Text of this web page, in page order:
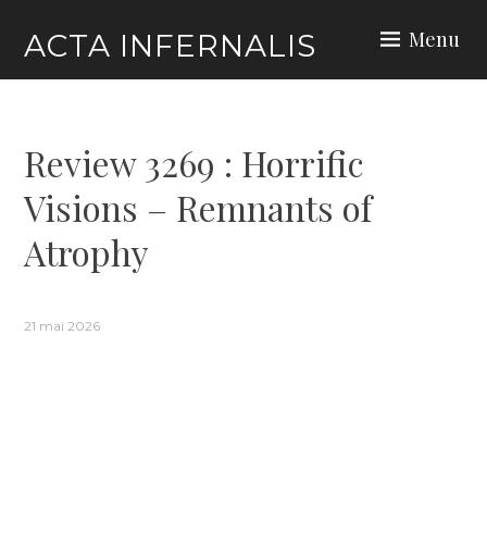
content
ACTA INFERNALIS Menu
Review 3269 : Horrific
Visions – Remnants of
Atrophy
21 mai 2026